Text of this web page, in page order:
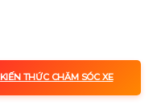
KIẾN THỨC CHĂM SÓC XE